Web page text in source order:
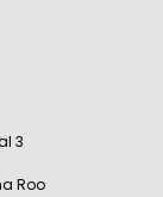
3
Roo